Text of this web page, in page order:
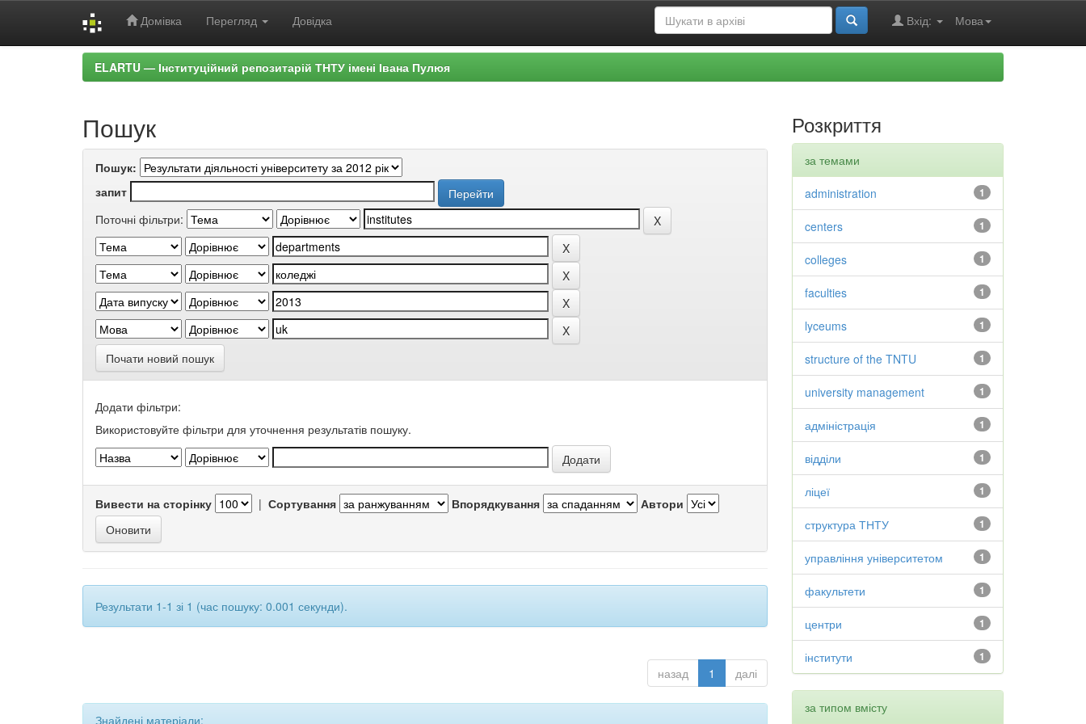
Домівка Перегляд Довідка Мова
Вхід:
ELARTU — Інституційний репозитарій ТНТУ імені Івана Пулюя
Пошук
Пошук:
запит
Поточні фільтри:
Почати новий пошук
Додати фільтри:
Використовуйте фільтри для уточнення результатів пошуку.
Вивести на сторінку | Сортування Впорядкування Автори
Результати 1-1 зі 1 (час пошуку: 0.001 секунди).
назад 1 далі
Знайдені матеріали:
Розкриття
за темами
1
administration
1
centers
1
colleges
1
faculties
1
lyceums
1
structure of the TNTU
1
university management
1
адміністрація
1
відділи
1
ліцеї
1
структура ТНТУ
1
управління університетом
1
факультети
1
центри
1
інститути
за типом вмісту